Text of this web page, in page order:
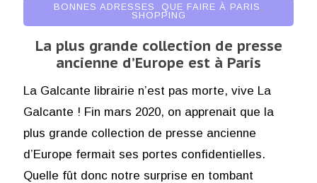
BONNES ADRESSES QUE FAIRE À PARIS
SHOPPING
La plus grande collection de presse
ancienne d’Europe est à Paris
La Galcante librairie n’est pas morte, vive La
Galcante ! Fin mars 2020, on apprenait que la
plus grande collection de presse ancienne
d’Europe fermait ses portes confidentielles.
Quelle fût donc notre surprise en tombant